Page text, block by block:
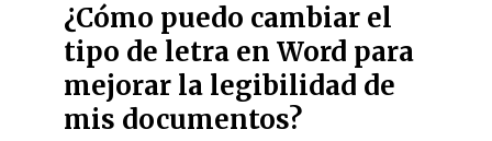
¿Cómo puedo cambiar el
tipo de letra en Word para
mejorar la legibilidad de
mis documentos?